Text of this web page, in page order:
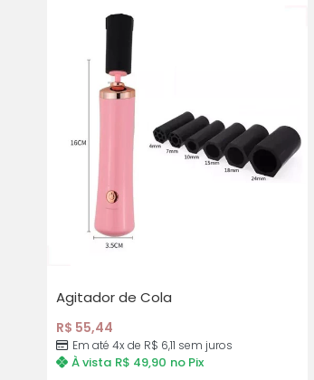
Agitador de Cola
R$ 55,44
Em até 4x de R$ 6,11 sem juros
À vista R$ 49,90 no Pix